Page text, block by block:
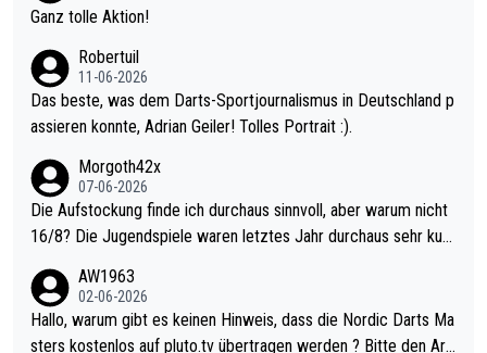
h krasser wie ein Pokalspiel eines Kreisligisten vs einem Bund
Ganz tolle Aktion!
Robertuil
11-06-2026
Das beste, was dem Darts-Sportjournalismus in Deutschland p
assieren konnte, Adrian Geiler! Tolles Portrait :).
Morgoth42x
07-06-2026
Die Aufstockung finde ich durchaus sinnvoll, aber warum nicht
16/8? Die Jugendspiele waren letztes Jahr durchaus sehr kurz
Allerdings ist Mitchell Lawrie als Nummer 1 der Welt eh qualifi
ziert. Somit ändert die automatische Qualifikation des Weltmei
sters erstmal nichts. Ich denke sie wollen damit für nächstes J
AW1963
02-06-2026
Hallo, warum gibt es keinen Hinweis, dass die Nordic Darts Ma
sters kostenlos auf pluto.tv übertragen werden ? Bitte den Arti